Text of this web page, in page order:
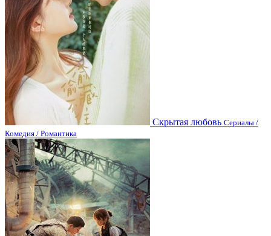
Скрытая любовь Сериалы /
Комедия / Романтика